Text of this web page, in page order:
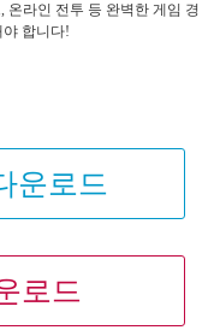
온라인 전투 등 완벽한 게임 경
합니다!
운로드
로드